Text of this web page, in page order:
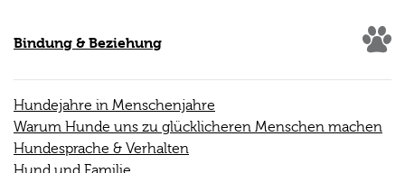
Bindung & Beziehung
Hundejahre in Menschenjahre
Warum Hunde uns zu glücklicheren Menschen machen
Hundesprache & Verhalten